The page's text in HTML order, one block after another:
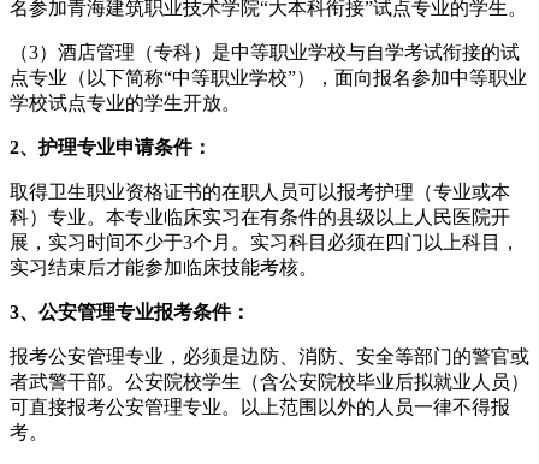
名参加青海建筑职业技术学院“大本科衔接”试点专业的学生。
（3）酒店管理（专科）是中等职业学校与自学考试衔接的试
点专业（以下简称“中等职业学校”），面向报名参加中等职业
学校试点专业的学生开放。
2、护理专业申请条件：
取得卫生职业资格证书的在职人员可以报考护理（专业或本
科）专业。本专业临床实习在有条件的县级以上人民医院开
展，实习时间不少于3个月。实习科目必须在四门以上科目，
实习结束后才能参加临床技能考核。
3、公安管理专业报考条件：
报考公安管理专业，必须是边防、消防、安全等部门的警官或
者武警干部。公安院校学生（含公安院校毕业后拟就业人员）
可直接报考公安管理专业。以上范围以外的人员一律不得报
考。